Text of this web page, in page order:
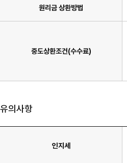
원리금 상환방법
중도상환조건(수수료)
유의사항
인지세